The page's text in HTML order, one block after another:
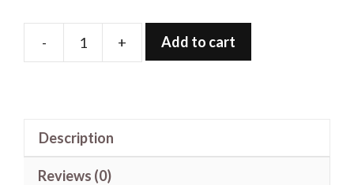
-
Folie
+ Add to cart
Description
Reviews (0)